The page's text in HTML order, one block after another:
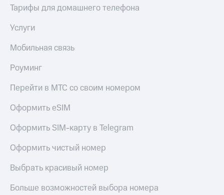
Тарифы для домашнего телефона
Услуги
Мобильная связь
Роуминг
Перейти в МТС со своим номером
Оформить eSIM
Оформить SIM-карту в Telegram
Оформить чистый номер
Выбрать красивый номер
Больше возможностей выбора номера